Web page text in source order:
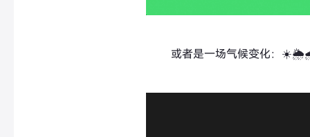
或者是一场气候变化：